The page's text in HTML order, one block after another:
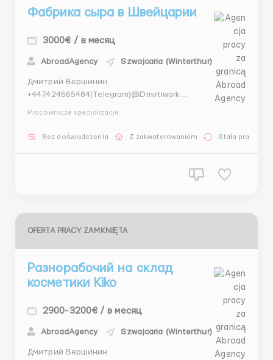
Фабрика сыра в Швейцарии
3000€ / в месяц
AbroadAgency Szwajcaria (Winterthur)
Дмитрий Вершинин
+447424665484(Telegram)@Dmirtiwork
Швейцария (Женева) Зарплата - 18 евро в час
Pracownicze specjalizacje
Bez doświadczenia Z zakwaterowaniem Stała praca
OFERTA PRACY ZAMKNIĘTA
Разнорабочий на склад
косметики Kiko
2900-3200€ / в месяц
AbroadAgency Szwajcaria (Winterthur)
Дмитрий Вершинин